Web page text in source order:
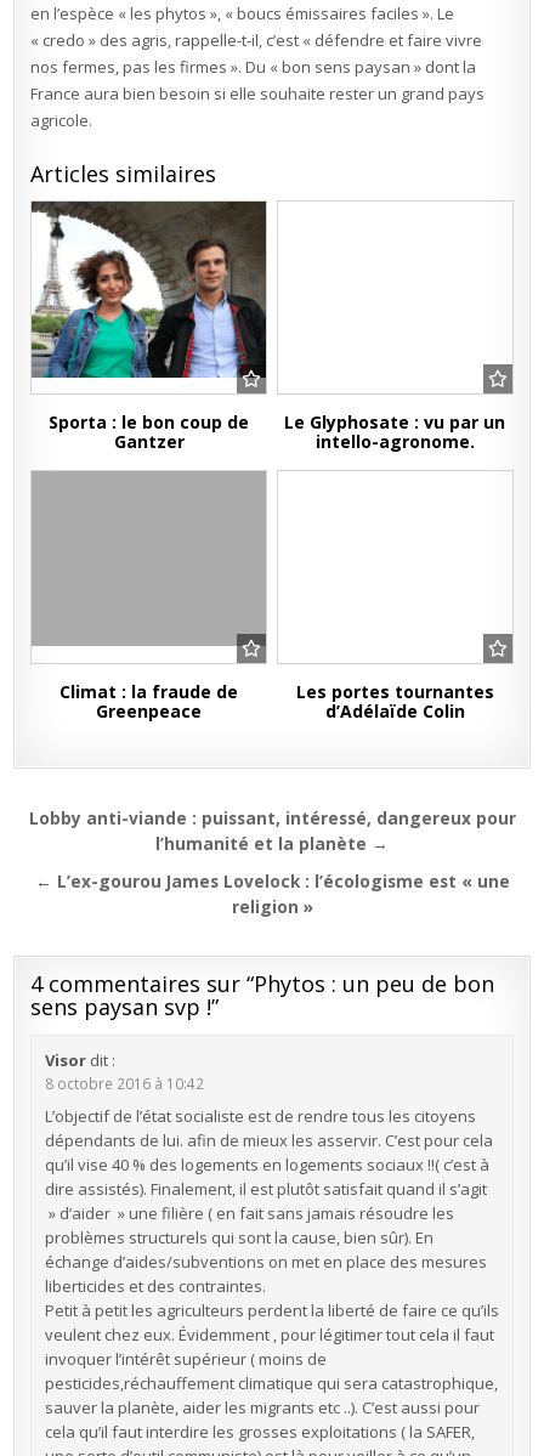
en l’espèce « les phytos », « boucs émissaires faciles ». Le
« credo » des agris, rappelle-t-il, c’est « défendre et faire vivre
nos fermes, pas les firmes ». Du « bon sens paysan » dont la
France aura bien besoin si elle souhaite rester un grand pays
agricole.
Articles similaires
Sporta : le bon coup de
Gantzer
Le Glyphosate : vu par un
intello-agronome.
Climat : la fraude de
Greenpeace
Les portes tournantes
d’Adélaïde Colin
Navigation
l’article
Lobby anti-viande : puissant, intéressé, dangereux pour
l’humanité et la planète →
← L’ex-gourou James Lovelock : l’écologisme est « une
religion »
4 commentaires sur “Phytos : un peu de bon
sens paysan svp !”
Visor dit :
8 octobre 2016 à 10:42
L’objectif de l’état socialiste est de rendre tous les citoyens
dépendants de lui. afin de mieux les asservir. C’est pour cela
qu’il vise 40 % des logements en logements sociaux !!( c’est à
dire assistés). Finalement, il est plutôt satisfait quand il s’agit
» d’aider » une filière ( en fait sans jamais résoudre les
problèmes structurels qui sont la cause, bien sûr). En
échange d’aides/subventions on met en place des mesures
liberticides et des contraintes.
Petit à petit les agriculteurs perdent la liberté de faire ce qu’ils
veulent chez eux. Évidemment , pour légitimer tout cela il faut
invoquer l’intérêt supérieur ( moins de
pesticides,réchauffement climatique qui sera catastrophique,
sauver la planète, aider les migrants etc ..). C’est aussi pour
cela qu’il faut interdire les grosses exploitations ( la SAFER,